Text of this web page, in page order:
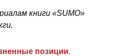
книги «SUMO»
позиции,